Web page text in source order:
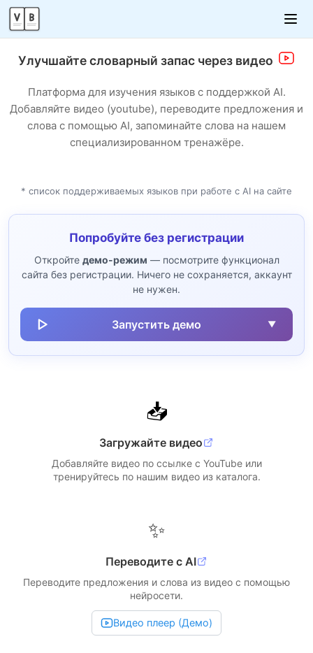
Улучшайте словарный запас через видео
Платформа для изучения языков с поддержкой AI.
Добавляйте видео (youtube), переводите предложения и
слова с помощью AI, запоминайте слова на нашем
специализированном тренажёре.
* список поддерживаемых языков при работе с AI на сайте
Попробуйте без регистрации
Откройте демо-режим — посмотрите функционал
сайта без регистрации. Ничего не сохраняется, аккаунт
не нужен.
Запустить демо ▼
📥
Загружайте видео
Добавляйте видео по ссылке с YouTube или
тренируйтесь по нашим видео из каталога.
✨
Переводите с AI
Переводите предложения и слова из видео с помощью
нейросети.
Видео плеер (Демо)